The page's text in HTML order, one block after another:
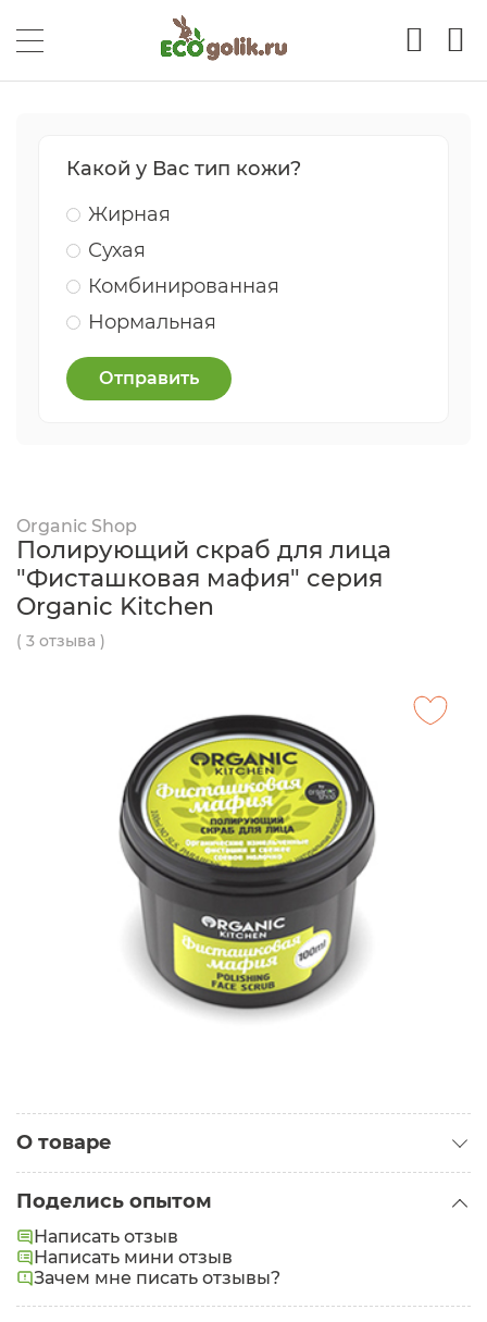
Какой у Вас тип кожи?
Жирная
Сухая
Комбинированная
Нормальная
Отправить
Organic Shop
Полирующий скраб для лица
"Фисташковая мафия" серия
Organic Kitchen
( 3 отзыва )
О товаре
Поделись опытом
Написать отзыв
Написать мини отзыв
Зачем мне писать отзывы?